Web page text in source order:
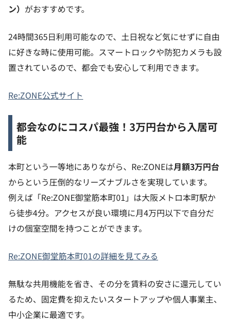
ン） がおすすめです。
24時間365日利用可能なので、土日祝など気にせずに自由
に好きな時に使用可能。スマートロックや防犯カメラも設
置されているので、都会でも安心して利用できます。
Re:ZONE公式サイト
都会なのにコスパ最強！3万円台から入居可
能
本町という一等地にありながら、Re:ZONEは月額3万円台
からという圧倒的なリーズナブルさを実現しています。
例えば「Re:ZONE御堂筋本町01」は大阪メトロ本町駅か
ら徒歩4分。アクセスが良い環境に月4万円以下で自分だ
けの個室空間を持つことができます。
Re:ZONE御堂筋本町01の詳細を見てみる
無駄な共用機能を省き、その分を賃料の安さに還元してい
るため、固定費を抑えたいスタートアップや個人事業主、
中小企業に最適です。